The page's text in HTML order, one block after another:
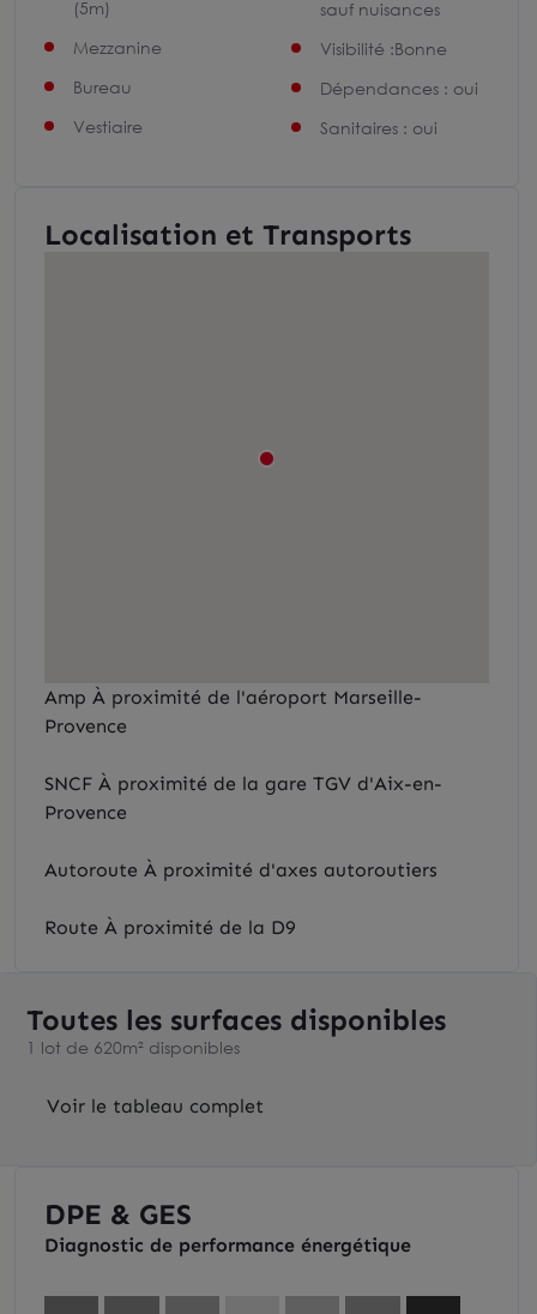
(5m)
Mezzanine
Bureau
Vestiaire
sauf nuisances
Visibilité :Bonne
Dépendances : oui
Sanitaires : oui
Localisation et Transports
Amp À proximité de l'aéroport Marseille-
Provence
SNCF À proximité de la gare TGV d'Aix-en-
Provence
Autoroute À proximité d'axes autoroutiers
Route À proximité de la D9
Toutes les surfaces disponibles
1 lot de 620m² disponibles
Voir le tableau complet
DPE & GES
Diagnostic de performance énergétique